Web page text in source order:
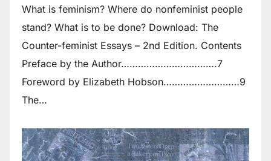
What is feminism? Where do non­feminist people
stand? What is to be done? Download: The
Counter-feminist Essays – 2nd Edition. Contents
Preface by the Author…………………………….7
Foreword by Elizabeth Hobson………………………9
The…